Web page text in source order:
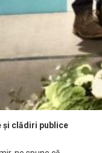
și clădiri publice